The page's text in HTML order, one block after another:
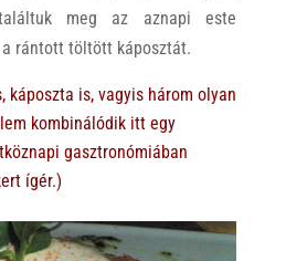
meg az aznapi este
rántott töltött káposztát.
is, vagyis három olyan
kombinálódik itt egy
gasztronómiában
ígér.)